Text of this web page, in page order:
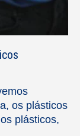
os plásticos
plásticos,